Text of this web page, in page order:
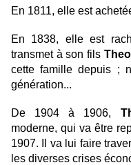
En 1811, elle est
En 1838, elle est
transmet à son fils
cette famille depuis ;
génération...
De 1904 à 1906,
moderne, qui va être
1907. Il va lui faire
les diverses crises